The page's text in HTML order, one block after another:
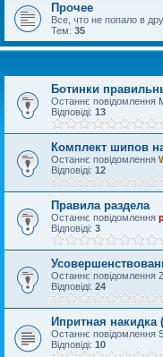
Прочее
Все, что не попало в
Тем: 35
Ботинки
Останнє повідомлення
Відповіді: 13
Комплект шипов
Останнє повідомлення
Відповіді: 12
Правила раздела
Останнє повідомлення
Відповіді: 3
Останнє повідомлення
Відповіді: 24
Ипритная накидка
Останнє повідомлення
Відповіді: 10